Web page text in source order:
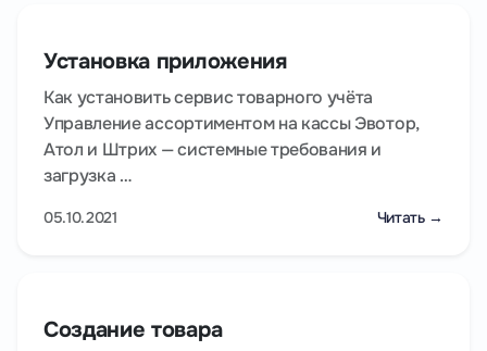
Установка приложения
Как установить сервис товарного учёта
Управление ассортиментом на кассы Эвотор,
Атол и Штрих — системные требования и
загрузка …
05.10.2021 Читать →
Создание товара